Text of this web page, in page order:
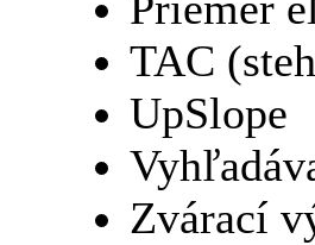
TAC
UpSlope
Zvárací